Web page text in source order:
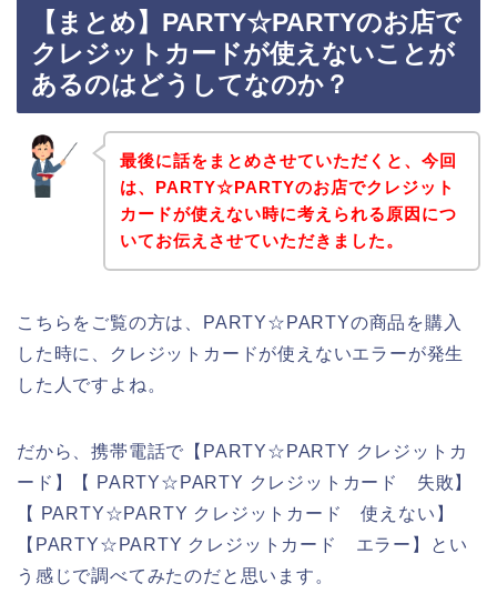
【まとめ】PARTY☆PARTYのお店で
クレジットカードが使えないことが
あるのはどうしてなのか？
最後に話をまとめさせていただくと、今回
は、PARTY☆PARTYのお店でクレジット
カードが使えない時に考えられる原因につ
いてお伝えさせていただきました。
こちらをご覧の方は、PARTY☆PARTYの商品を購入
した時に、クレジットカードが使えないエラーが発生
した人ですよね。
だから、携帯電話で【PARTY☆PARTY クレジットカ
ード】【 PARTY☆PARTY クレジットカード 失敗】
【 PARTY☆PARTY クレジットカード 使えない】
【PARTY☆PARTY クレジットカード エラー】とい
う感じで調べてみたのだと思います。